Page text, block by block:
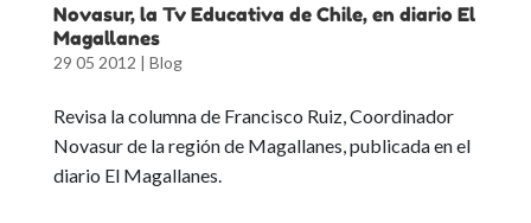
Novasur, la Tv Educativa de Chile, en diario El
Magallanes
29 05 2012 | Blog
Revisa la columna de Francisco Ruiz, Coordinador
Novasur de la región de Magallanes, publicada en el
diario El Magallanes.